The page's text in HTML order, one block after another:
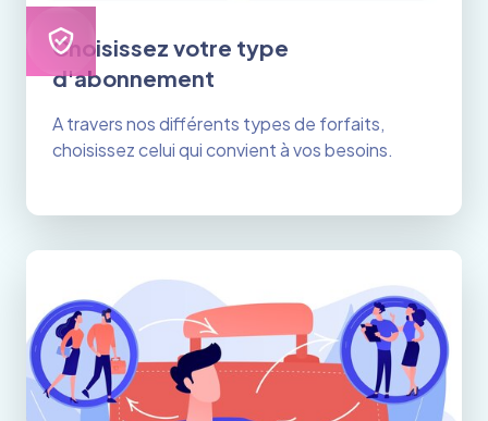
Choisissez votre type
d'abonnement
A travers nos différents types de forfaits,
choisissez celui qui convient à vos besoins.